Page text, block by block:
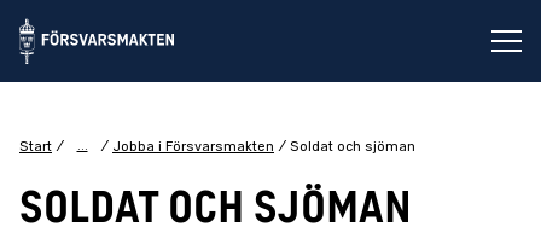
Start ... Jobba i Försvarsmakten Soldat och sjöman
SOLDAT OCH SJÖMAN